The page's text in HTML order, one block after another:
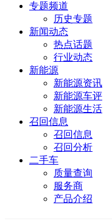
专题频道
历史专题
新闻动态
热点话题
行业动态
新能源
新能源资讯
新能源车评
新能源生活
召回信息
召回信息
召回分析
二手车
质量查询
服务商
产品介绍